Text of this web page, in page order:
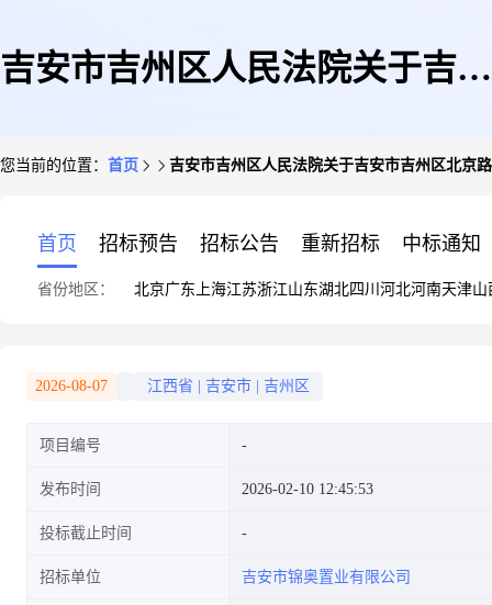
吉安市吉州区人民法院关于吉安
公告(二次)
您当前的位置： 首页 吉安市吉州区人民法院关于吉安市吉州区北京
首页 招标预告 招标公告 重新招标 中标通知
省份地区： 北京广东 上海江苏浙江山东湖北四川 河北河南天津山
2026-08-07 江西省 吉安市 吉州区
项目编号
发布时间 2026-02-10 12:45:53
投标截止时间
招标单位 吉安市锦奥置业有限公司